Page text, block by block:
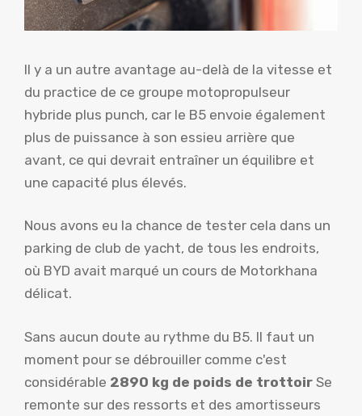
Il y a un autre avantage au-delà de la vitesse et
du practice de ce groupe motopropulseur
hybride plus punch, car le B5 envoie également
plus de puissance à son essieu arrière que
avant, ce qui devrait entraîner un équilibre et
une capacité plus élevés.
Nous avons eu la chance de tester cela dans un
parking de club de yacht, de tous les endroits,
où BYD avait marqué un cours de Motorkhana
délicat.
Sans aucun doute au rythme du B5. Il faut un
moment pour se débrouiller comme c'est
considérable 2890 kg de poids de trottoir Se
remonte sur des ressorts et des amortisseurs